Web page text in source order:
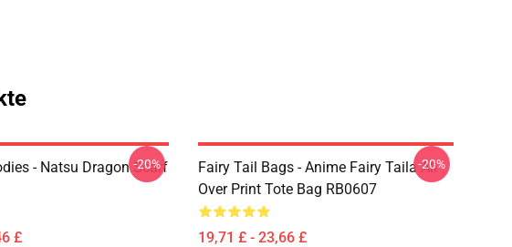
- Natsu Dragon Scarf
£
-20%
Fairy Tail Bags - Anime Fairy Taila All
Over Print Tote Bag RB0607
19,71 £ - 23,66 £
-20%